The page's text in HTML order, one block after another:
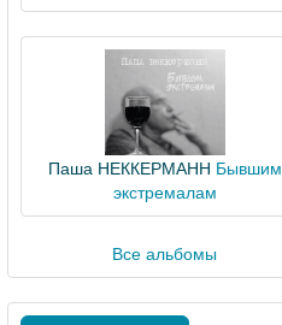
Паша НЕККЕРМАНН Бывшим
экстремалам
Все альбомы